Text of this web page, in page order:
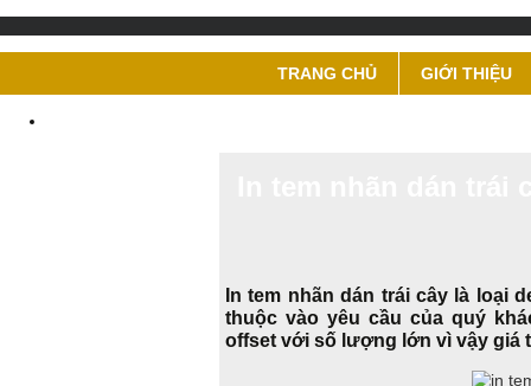
TRANG CHỦ GIỚI THIỆU
In tem nhãn dán trái cây là loại
thuộc vào yêu cầu của quý
offset với số lượng lớn vì vậy giá